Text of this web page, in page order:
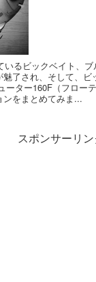
るビックベイト、ブ
了され、そして、ビ
ーター160F（フロー
をまとめてみま...
スポンサーリン